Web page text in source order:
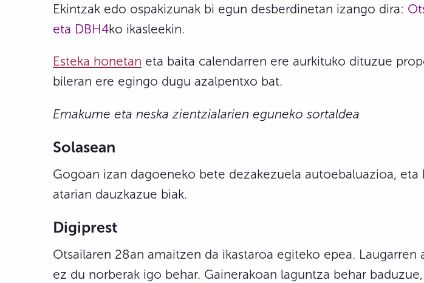
Ekintzak edo ospakizunak bi egun desberdinetan izango dira:
eta DBH4ko ikasleekin.
Esteka honetan eta baita calendarren ere aurkituko dituzue
bileran ere egingo dugu azalpentxo bat.
Emakume eta neska zientzialarien eguneko sortaldea
Solasean
Gogoan izan dagoeneko bete dezakezuela autoebaluazioa,
atarian dauzkazue biak.
Digiprest
Otsailaren 28an amaitzen da ikastaroa egiteko epea.
ez du norberak igo behar. Gainerakoan laguntza behar